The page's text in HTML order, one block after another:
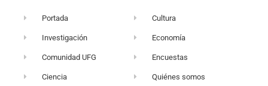
Portada
Investigación
Comunidad UFG
Ciencia
Cultura
Economía
Encuestas
Quiénes somos